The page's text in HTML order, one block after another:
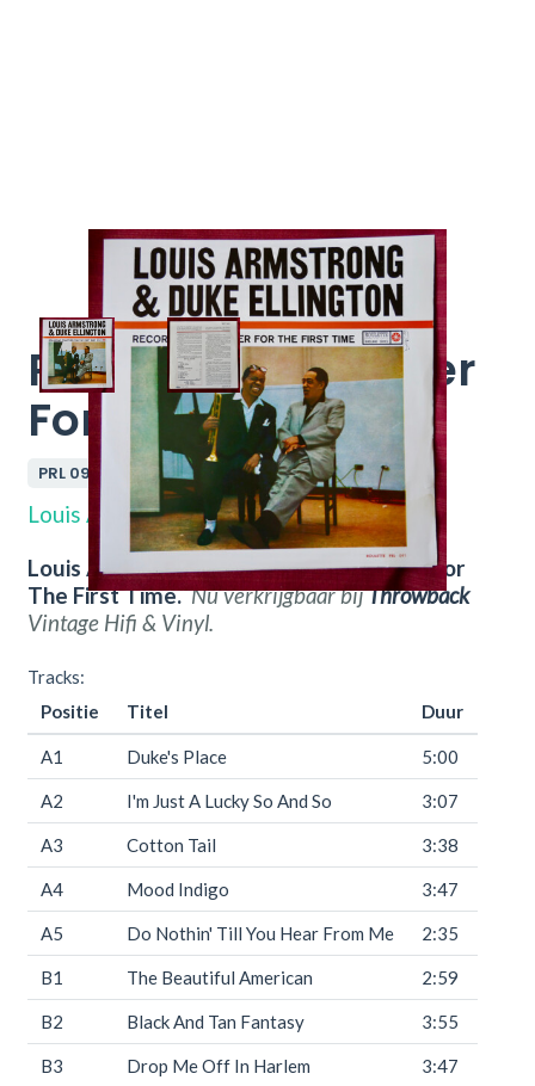
Recording Together
For The First Time
PRL 091
Louis Armstrong
Louis Armstrong – Recording Together For
The First Time. Nu verkrijgbaar bijThrowback
Vintage Hifi & Vinyl.
Tracks:
Positie
Titel Duur
A1 Duke's Place 5:00
A2 I'm Just A Lucky So And So 3:07
A3 Cotton Tail 3:38
A4 Mood Indigo 3:47
A5 Do Nothin' Till You Hear From Me 2:35
B1 The Beautiful American 2:59
B2 Black And Tan Fantasy 3:55
B3 Drop Me Off In Harlem 3:47